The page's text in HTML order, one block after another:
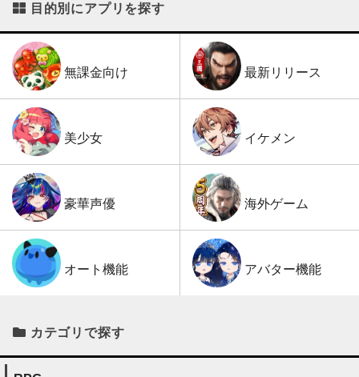
目的別にアプリを探す
無課金向け 最新リリース
美少女 イケメン
豪華声優 海外ゲーム
オート機能 アバター機能
カテゴリで探す